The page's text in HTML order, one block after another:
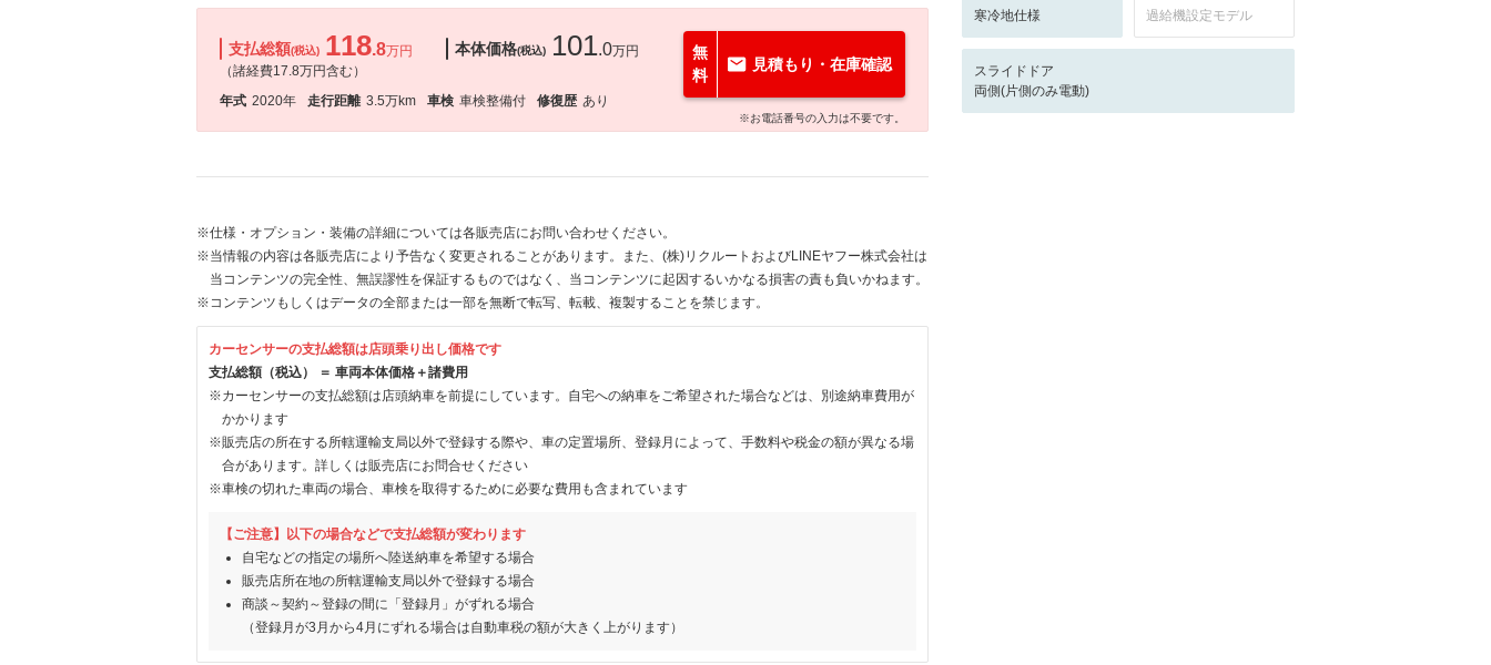
支払総額(税込) 118.8万円
（諸経費17.8万円含む）
本体価格(税込) 101.0万円
年式 2020年 走行距離 3.5万km 車検 車検整備付 修復歴 あり
無
料
見積もり・在庫確認
※お電話番号の入力は不要です。
※仕様・オプション・装備の詳細については各販売店にお問い合わせください。
※当情報の内容は各販売店により予告なく変更されることがあります。また、(株)リクルートおよびLINEヤフー株式会社は
当コンテンツの完全性、無誤謬性を保証するものではなく、当コンテンツに起因するいかなる損害の責も負いかねます。
※コンテンツもしくはデータの全部または一部を無断で転写、転載、複製することを禁じます。
カーセンサーの支払総額は店頭乗り出し価格です
支払総額（税込） ＝ 車両本体価格＋諸費用
※カーセンサーの支払総額は店頭納車を前提にしています。自宅への納車をご希望された場合などは、別途納車費用が
かかります
※販売店の所在する所轄運輸支局以外で登録する際や、車の定置場所、登録月によって、手数料や税金の額が異なる場
合があります。詳しくは販売店にお問合せください
※車検の切れた車両の場合、車検を取得するために必要な費用も含まれています
【ご注意】以下の場合などで支払総額が変わります
自宅などの指定の場所へ陸送納車を希望する場合
販売店所在地の所轄運輸支局以外で登録する場合
商談～契約～登録の間に「登録月」がずれる場合
（登録月が3月から4月にずれる場合は自動車税の額が大きく上がります）
寒冷地仕様 過給機設定モデル
スライドドア
両側(片側のみ電動)